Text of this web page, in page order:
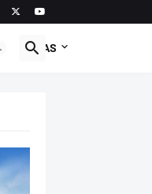
CURIOSAS